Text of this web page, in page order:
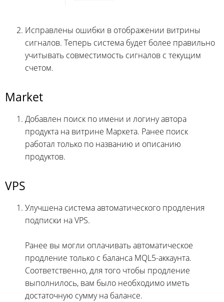
Исправлены ошибки в отображении витрины
сигналов. Теперь система будет более правильно
учитывать совместимость сигналов с текущим
счетом.
Market
Добавлен поиск по имени и логину автора
продукта на витрине Маркета. Ранее поиск
работал только по названию и описанию
продуктов.
VPS
Улучшена система автоматического продления
подписки на VPS.
Ранее вы могли оплачивать автоматическое
продление только с баланса MQL5-аккаунта.
Соответственно, для того чтобы продление
выполнилось, вам было необходимо иметь
достаточную сумму на балансе.